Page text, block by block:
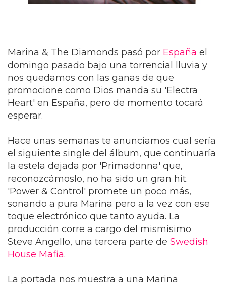
Marina & The Diamonds pasó por España el
domingo pasado bajo una torrencial lluvia y
nos quedamos con las ganas de que
promocione como Dios manda su 'Electra
Heart' en España, pero de momento tocará
esperar.
Hace unas semanas te anunciamos cual sería
el siguiente single del álbum, que continuaría
la estela dejada por 'Primadonna' que,
reconozcámoslo, no ha sido un gran hit.
'Power & Control' promete un poco más,
sonando a pura Marina pero a la vez con ese
toque electrónico que tanto ayuda. La
producción corre a cargo del mismísimo
Steve Angello, una tercera parte de Swedish
House Mafia.
La portada nos muestra a una Marina